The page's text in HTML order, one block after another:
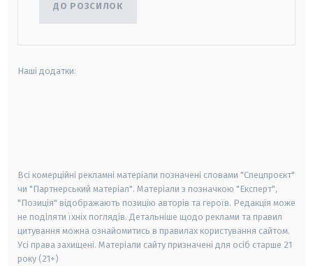
ДО РОЗСИЛОК
Наші додатки:
Всі комерційні рекламні матеріали позначені словами "Спецпроєкт"
чи "Партнерський матеріал". Матеріали з позначкою "Експерт",
"Позиція" відображають позицію авторів та героїв. Редакція може
не поділяти їхніх поглядів. Детальніше щодо реклами та правил
цитування можна ознайомитись в правилах користування сайтом.
Усі права захищені. Матеріали сайту призначені для осіб старше 21
року (21+)